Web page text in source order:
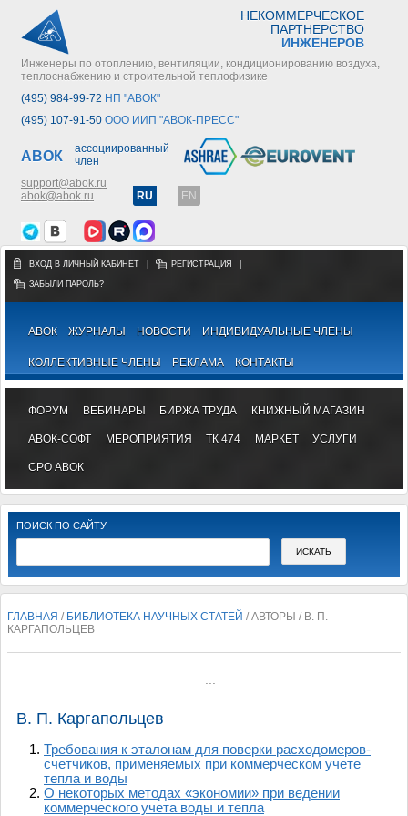
НЕКОММЕРЧЕСКОЕ
ПАРТНЕРСТВО
ИНЖЕНЕРОВ
Инженеры по отоплению, вентиляции, кондиционированию воздуха,
теплоснабжению и строительной теплофизике
(495) 984-99-72 НП "АВОК"
(495) 107-91-50 ООО ИИП "АВОК-ПРЕСС"
АВОК
ассоциированный
член
support@abok.ru
abok@abok.ru
RU EN
ВХОД В ЛИЧНЫЙ КАБИНЕТ РЕГИСТРАЦИЯ
ЗАБЫЛИ ПАРОЛЬ?
АВОК ЖУРНАЛЫ НОВОСТИ ИНДИВИДУАЛЬНЫЕ ЧЛЕНЫ
КОЛЛЕКТИВНЫЕ ЧЛЕНЫ РЕКЛАМА КОНТАКТЫ
ФОРУМ ВЕБИНАРЫ БИРЖА ТРУДА КНИЖНЫЙ МАГАЗИН
АВОК-СОФТ МЕРОПРИЯТИЯ ТК 474 МАРКЕТ УСЛУГИ
СРО АВОК
ПОИСК ПО САЙТУ
ГЛАВНАЯ / БИБЛИОТЕКА НАУЧНЫХ СТАТЕЙ / АВТОРЫ / В. П.
КАРГАПОЛЬЦЕВ
В. П. Каргапольцев
Требования к эталонам для поверки расходомеров-
счетчиков, применяемых при коммерческом учете
тепла и воды
О некоторых методах «экономии» при ведении
коммерческого учета воды и тепла